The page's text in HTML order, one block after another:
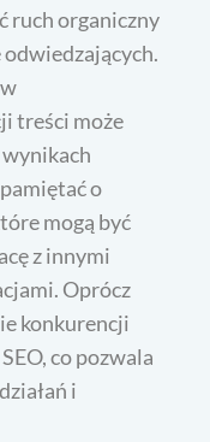
ruch organiczny
treści może
o
mogą być
z innymi
Oprócz
konkurencji
co pozwala
i